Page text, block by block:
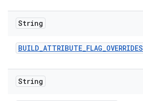
String
BUILD_ATTRIBUTE_FLAG_OVERRIDES
String